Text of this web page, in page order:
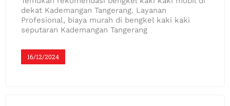
16/12/2024
dekat Kademangan Tangerang. Layanan
Profesional, biaya murah di bengkel kaki kaki
seputaran Kademangan Tangerang